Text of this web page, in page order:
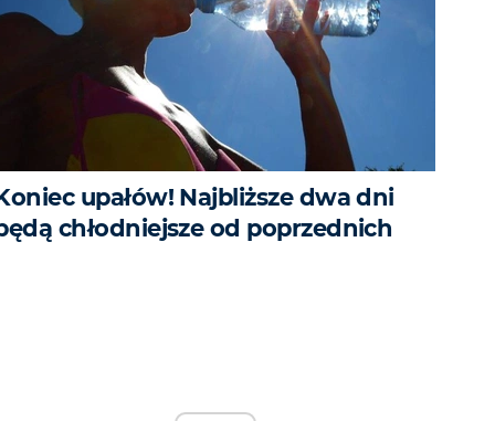
upałów! Najbliższe dwa dni
chłodniejsze od poprzednich